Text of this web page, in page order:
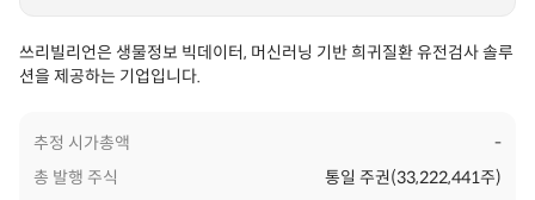
쓰리빌리언은 생물정보 빅데이터, 머신러닝 기반 희귀질환 유전검사 솔루
션을 제공하는 기업입니다.
추정 시가총액
-
총 발행 주식
통일 주권(33,222,441주)